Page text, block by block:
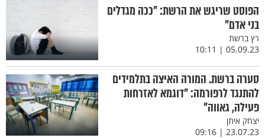
הפוסט שריגש את הרשת: "ככה מגדלים
בני אדם"
רץ ברשת
05.09.23 | 10:11
סערה ברשת. המורה האיצה בתלמידים
להתנגד לרפורמה: "דוגמא לאזרחות
פעילה, גאווה"
יצחק איתן
23.07.23 | 09:16